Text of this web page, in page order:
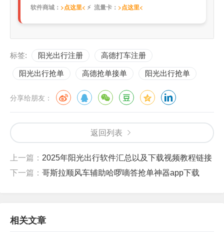
软件商城： >点这里< ⚡ 流量卡： >点这里<
标签: 阳光出行注册 高德打车注册
阳光出行抢单 高德抢单接单 阳光出行抢单
分享给朋友：
返回列表
上一篇： 2025年阳光出行软件汇总以及下载视频教程链接
下一篇： 哥斯拉顺风车辅助哈啰嘀答抢单神器app下载
相关文章